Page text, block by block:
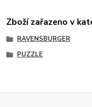
Zboží zařazeno v
RAVENSBURGER
PUZZLE